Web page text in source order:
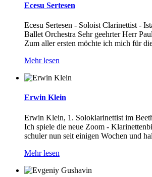
Ecesu Sertesen
Ecesu Sertesen - Soloist Clarinettist -
Ballet Orchestra Sehr geehrter Herr
Zum aller ersten möchte ich mich für
Mehr lesen
Erwin Klein
Erwin Klein, 1. Soloklarinettist im
Ich spiele die neue Zoom -
schuler nun seit einigen Wochen und
Mehr lesen